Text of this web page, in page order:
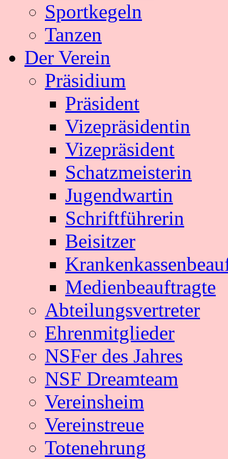
Sportkegeln
Tanzen
Der Verein
Präsidium
Präsident
Vizepräsidentin
Vizepräsident
Schatzmeisterin
Jugendwartin
Schriftführerin
Beisitzer
Medienbeauftragte
Abteilungsvertreter
Ehrenmitglieder
NSFer des Jahres
NSF Dreamteam
Vereinsheim
Vereinstreue
Totenehrung